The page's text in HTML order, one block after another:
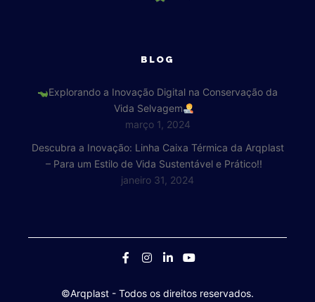
BLOG
Explorando a Inovação Digital na Conservação da
Vida Selvagem
março 1, 2024
Descubra a Inovação: Linha Caixa Térmica da Arqplast
– Para um Estilo de Vida Sustentável e Prático!!
janeiro 31, 2024
©Arqplast - Todos os direitos reservados.